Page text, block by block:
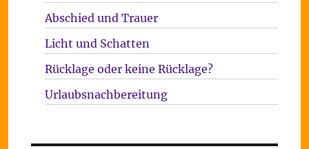
Abschied und Trauer
Licht und Schatten
Rücklage oder keine Rücklage?
Urlaubsnachbereitung